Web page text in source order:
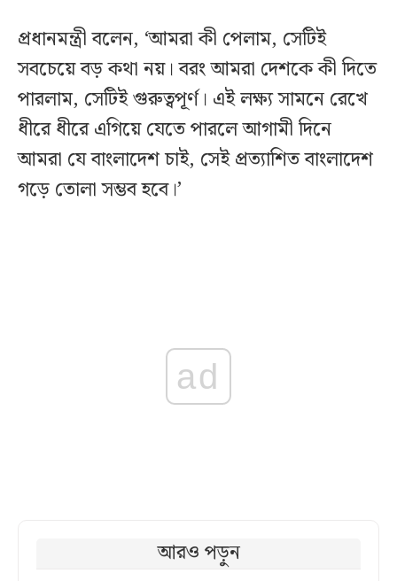
প্রধানমন্ত্রী বলেন, ‘আমরা কী পেলাম, সেটিই
সবচেয়ে বড় কথা নয়। বরং আমরা দেশকে কী দিতে
পারলাম, সেটিই গুরুত্বপূর্ণ। এই লক্ষ্য সামনে রেখে
ধীরে ধীরে এগিয়ে যেতে পারলে আগামী দিনে
আমরা যে বাংলাদেশ চাই, সেই প্রত্যাশিত বাংলাদেশ
গড়ে তোলা সম্ভব হবে।’
ad
আরও পড়ুন